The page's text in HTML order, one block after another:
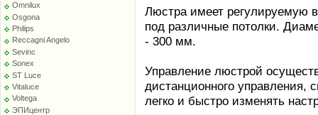
Omnilux
Osgona
Philips
Reccagni Angelo
Sevinc
Sonex
ST Luce
Vitaluce
Voltega
ЭПИцентр
Люстра имеет регулируемую
под различные потолки.
- 300 мм.
Управление люстрой
дистанционного управления,
легко и быстро изменять